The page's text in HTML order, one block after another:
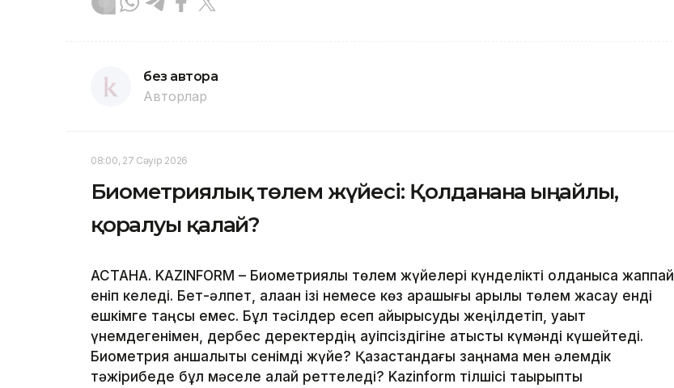
без автора
Авторлар
08:00, 27 Сәуір 2026
Биометриялық төлем жүйесі: Қолданғанға ыңғайлы,
қорғалуы қалай?
АСТАНА. KAZINFORM – Биометриялық төлем жүйелері күнделікті қолданысқа жаппай
еніп келеді. Бет-әлпет, алақан ізі немесе көз қарашығы арқылы төлем жасау енді
ешкімге таңсық емес. Бұл тәсілдер есеп айырысуды жеңілдетіп, уақыт
үнемдегенімен, дербес деректердің қауіпсіздігіне қатысты күмәнді күшейтеді.
Биометрия қаншалықты сенімді жүйе? Қазақстандағы заңнама мен әлемдік
тәжірибеде бұл мәселе қалай реттеледі? Kazinform тілшісі тақырыпты